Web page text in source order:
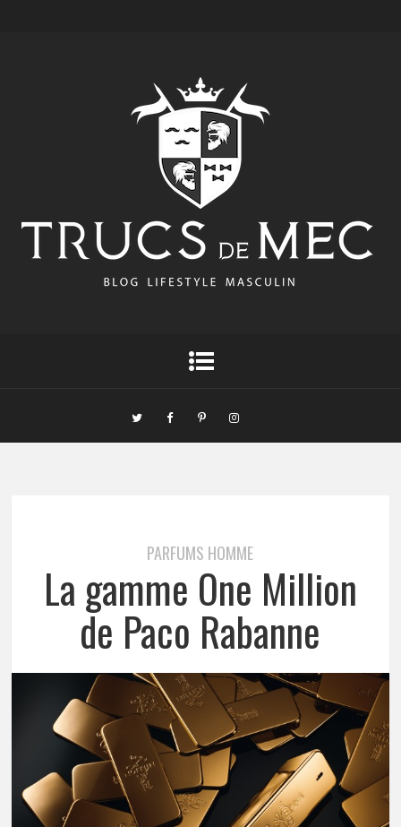
PARFUMS HOMME
La gamme One Million
de Paco Rabanne